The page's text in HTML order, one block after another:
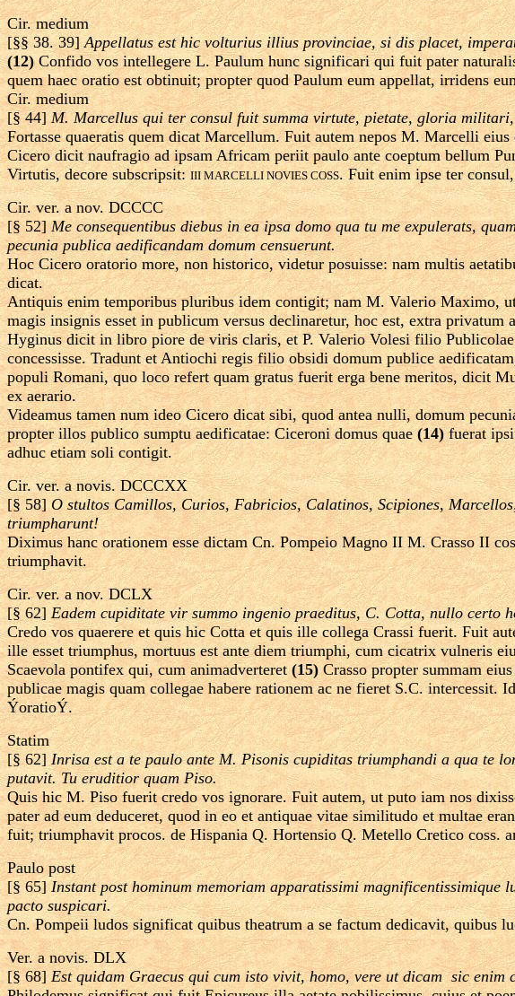
Cir. medium
[§§ 38. 39]Appellatus est hic volturius illius provinciae, si dis placet,
(12)Confido vos intellegere L. Paulum hunc significari qui fuit pater
quem haec oratio est obtinuit; propter quod Paulum eum appellat, irridens
Cir. medium
[§ 44]M. Marcellus qui ter consul fuit summa virtute, pietate, gloria
Fortasse quaeratis quem dicat Marcellum. Fuit autem nepos M. Marcelli
Cicero dicit naufragio ad ipsam Africam periit paulo ante coeptum bellum
Virtutis, decore subscripsit: III MARCELLI NOVIES COSS. Fuit enim ipse ter
Cir. ver. a nov. DCCCC
[§ 52]Me consequentibus diebus in ea ipsa domo qua tu me expulerats,
pecunia publica aedificandam domum censuerunt.
Hoc Cicero oratorio more, non historico, videtur posuisse: nam multis
dicat.
Antiquis enim temporibus pluribus idem contigit; nam M. Valerio Maximo,
magis insignis esset in publicum versus declinaretur, hoc est, extra
Hyginus dicit in libro piore de viris claris, et P. Valerio Volesi filio
concessisse. Tradunt et Antiochi regis filio obsidi domum publice
populi Romani, quo loco refert quam gratus fuerit erga bene meritos, dicit
ex aerario.
Videamus tamen num ideo Cicero dicat sibi, quod antea nulli, domum
propter illos publico sumptu aedificatae: Ciceroni domus quae(14)fuerat
adhuc etiam soli contigit.
Cir. ver. a novis. DCCCXX
[§ 58] O stultos Camillos, Curios, Fabricios, Calatinos, Scipiones,
triumpharunt!
Diximus hanc orationem esse dictam Cn. Pompeio Magno II M. Crasso II
triumphavit.
Cir. ver. a nov. DCLX
[§ 62]Eadem cupiditate vir summo ingenio praeditus, C. Cotta, nullo
Credo vos quaerere et quis hic Cotta et quis ille collega Crassi fuerit. Fuit
ille esset triumphus, mortuus est ante diem triumphi, cum cicatrix vulneris
Scaevola pontifex qui, cum animadverteret (15) Crasso propter summam
publicae magis quam collegae habere rationem ac ne fieret S.C.
ÝoratioÝ.
Statim
[§ 62] Inrisa est a te paulo ante M. Pisonis cupiditas triumphandi a qua te
putavit. Tu eruditior quam Piso.
Quis hic M. Piso fuerit credo vos ignorare. Fuit autem, ut puto iam nos
pater ad eum deduceret, quod in eo et antiquae vitae similitudo et multae
fuit; triumphavit procos. de Hispania Q. Hortensio Q. Metello Cretico coss.
Paulo post
[§ 65]Instant post hominum memoriam apparatissimi magnificentissimique
pacto suspicari.
Cn. Pompeii ludos significat quibus theatrum a se factum dedicavit, quibus
Ver. a novis. DLX
[§ 68]Est quidam Graecus qui cum isto vivit, homo, vere ut dicam ­ sic